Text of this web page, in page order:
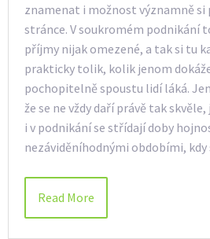
znamenat i možnost významně
stránce. V soukromém podnikání
příjmy nijak omezené, a tak si tu
prakticky tolik, kolik jenom
pochopitelně spoustu lidí láká.
že se ne vždy daří právě tak
i v podnikání se střídají doby
nezáviděníhodnými obdobími,
Read More